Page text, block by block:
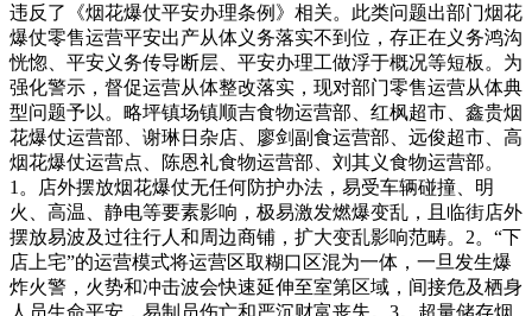
违反了《烟花爆仗平安办理条例》相关。此类问题出部门烟花
爆仗零售运营平安出产从体义务落实不到位，存正在义务鸿沟
恍惚、平安义务传导断层、平安办理工做浮于概况等短板。为
强化警示，督促运营从体整改落实，现对部门零售运营从体典
型问题予以。略坪镇场镇顺吉食物运营部、红枫超市、鑫贵烟
花爆仗运营部、谢琳日杂店、廖剑副食运营部、远俊超市、高
烟花爆仗运营点、陈恩礼食物运营部、刘其义食物运营部。
1。店外摆放烟花爆仗无任何防护办法，易受车辆碰撞、明
火、高温、静电等要素影响，极易激发燃爆变乱，且临街店外
摆放易波及过往行人和周边商铺，扩大变乱影响范畴。2。“下
店上宅”的运营模式将运营区取糊口区混为一体，一旦发生爆
炸火警，火势和冲击波会快速延伸至室第区域，间接危及栖身